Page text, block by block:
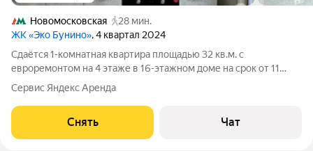
Новомосковская
28 мин.
ЖК «Эко Бунино», 4 квартал 2024
Сдаётся 1-комнатная квартира площадью 32 кв.м. с
евроремонтом на 4 этаже в 16-этажном доме на срок от 11
месяцев. Из техники есть: Телевизор Духовой шкаф
Стиральная машина Холодильник Пылесос Дом - монолитный,
окна выходят во двор. В подъезде 2
Сервис Яндекс Аренда
Снять Чат